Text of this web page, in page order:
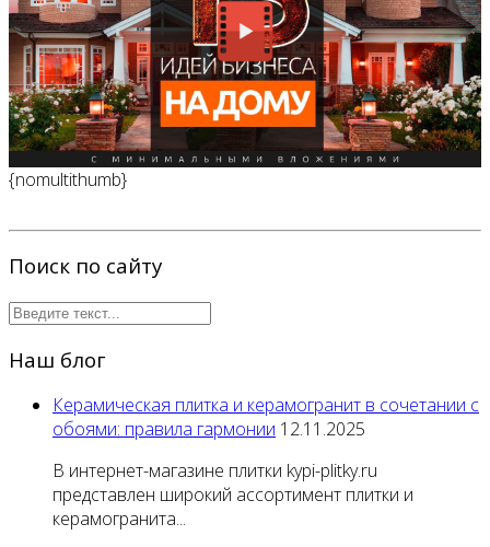
{nomultithumb}
Поиск по сайту
Наш блог
Керамическая плитка и керамогранит в сочетании с
обоями: правила гармонии 12.11.2025
В интернет-магазине плитки kypi-plitky.ru
представлен широкий ассортимент плитки и
керамогранита...